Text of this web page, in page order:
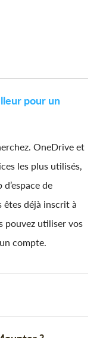
pour un
OneDrive et
les plus utilisés,
de
déjà inscrit à
pouvez utiliser vos
compte.